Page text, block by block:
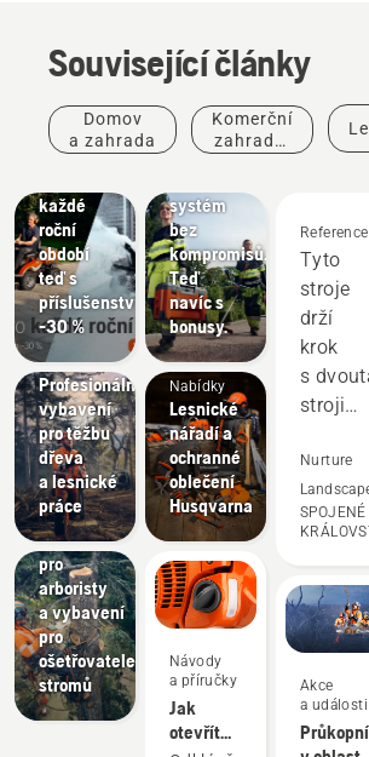
Související články
Domov
a zahrada
Komerční
zahradní
Nabídky
každé
roční
období
teď s
příslušenstvím
-30 %
Pro
profesionály
Profesionální
vybavení
pro těžbu
dřeva
a lesnické
práce
Pro
profesionály
Široká
nabídka
sortimentu
pro
arboristy
a vybavení
pro
ošetřovatele
stromů
Nabídky
systém
bez
kompromisů.
Teď
navíc s
bonusy.
Nabídky
Lesnické
nářadí a
ochranné
oblečení
Husqvarna
Návody
a příručky
Jak
otevřít
Reference
Tyto
stroje
drží
krok
s
stroji
je
předčí.
peníze
a čas
nám
Nurture
SPOJENÉ
Akce
a události